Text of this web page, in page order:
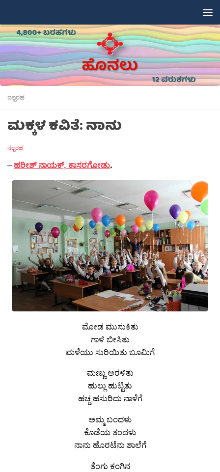
ನಲ್ಬರಹ
ಮಕ್ಕಳ ಕವಿತೆ: ನಾನು
ನಲ್ಬರಹ
– ಹರೀಶ್ ನಾಯಕ್, ಕಾಸರಗೋಡು.
ಮೋಡ ಮುಸುಕಿತು
ಗಾಳಿ ಬೀಸಿತು
ಮಳೆಯು ಸುರಿಯಿತು ಬೂಮಿಗೆ
ಮಣ್ಣು ಅರಳಿತು
ಹುಲ್ಲು ಹುಟ್ಟಿತು
ಹಚ್ಚ ಹಸುರಿದು ನಾಳೆಗೆ
ಅಮ್ಮ ಬಂದಳು
ಕೊಡೆಯ ತಂದಳು
ನಾನು ಹೊರಟೆನು ಶಾಲೆಗೆ
ತೆಂಗು ಕಂಗಿನ